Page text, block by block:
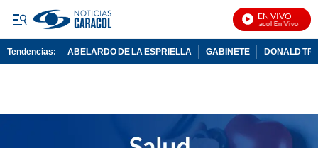
EN VIVO
Noticias Caracol En Vivo
Tendencias: ABELARDO DE LA ESPRIELLA GABINETE DONALD